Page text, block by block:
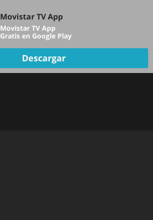
TV EN VIVO
Movistar TV App
Movistar TV App
Gratis en Google Play
Descargar